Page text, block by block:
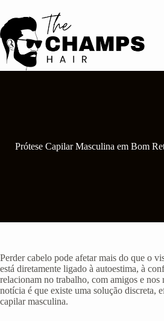
para
o
conteúdo
Prótese Capilar Masculina em Bom
Perder cabelo pode afetar mais do que o
está diretamente ligado à autoestima, à
relacionam no trabalho, com amigos e nos
notícia é que existe uma solução discreta,
capilar masculina.